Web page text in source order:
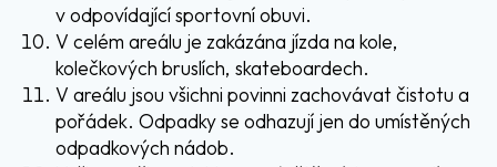
v odpovídající sportovní obuvi.
V celém areálu je zakázána jízda na kole,
kolečkových bruslích, skateboardech.
V areálu jsou všichni povinni zachovávat čistotu a
pořádek. Odpadky se odhazují jen do umístěných
odpadkových nádob.